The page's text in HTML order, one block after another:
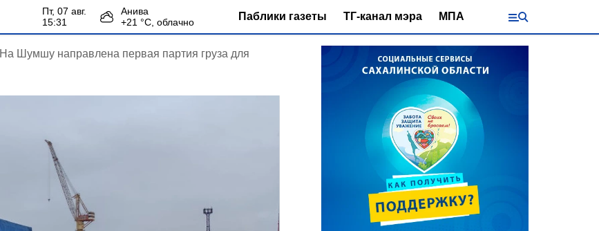
пт, 07 авг.
15:31
Анива
+21 °С, облачно Паблики газеты ТГ-канал мэра МПА
На Шумшу направлена первая партия груза для